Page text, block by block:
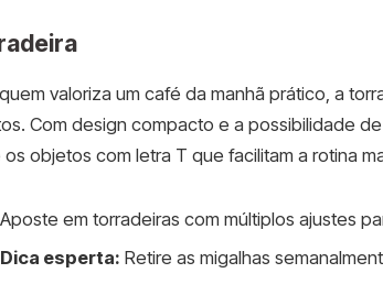
valoriza um café da manhã prático, a
Com design compacto e a possibilidade
objetos com letra T que facilitam a rotina
Aposte em torradeiras com múltiplos ajustes
Dica esperta: Retire as migalhas